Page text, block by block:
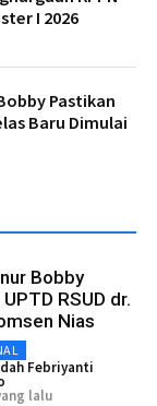
I 2026
Pastikan
Baru Dimulai
Bobby
RSUD dr.
Nias
Febriyanti
lalu